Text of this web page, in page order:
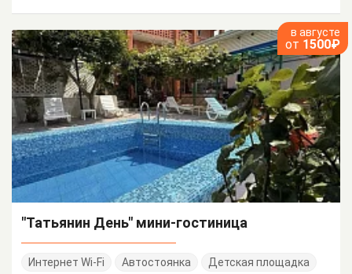
в августе
от 1500₽
"Татьянин День" мини-гостиница
Интернет Wi-Fi Автостоянка
Детская площадка